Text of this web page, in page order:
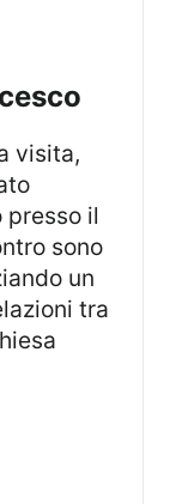
presso il
sono
un
tra